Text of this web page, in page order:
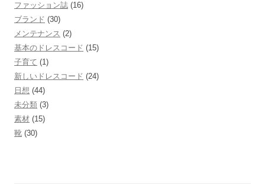
ファッション誌 (16)
ブランド (30)
メンテナンス (2)
基本のドレスコード (15)
子育て (1)
新しいドレスコード (24)
日想 (44)
未分類 (3)
素材 (15)
靴 (30)